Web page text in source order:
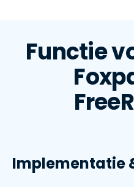
Functie
Implementatie